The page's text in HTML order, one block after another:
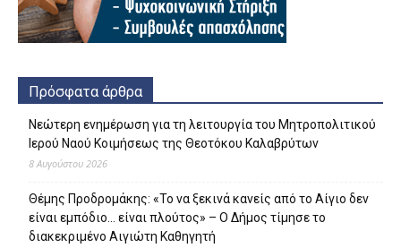
Πρόσφατα άρθρα
Νεώτερη ενημέρωση για τη λειτουργία του Μητροπολιτικού
Ιερού Ναού Κοιμήσεως της Θεοτόκου Καλαβρύτων
8 Αυγούστου 2026
Θέμης Προδρομάκης: «Το να ξεκινά κανείς από το Αίγιο δεν
είναι εμπόδιο… είναι πλούτος» – O Δήμος τίμησε το
διακεκριμένο Αιγιώτη Καθηγητή